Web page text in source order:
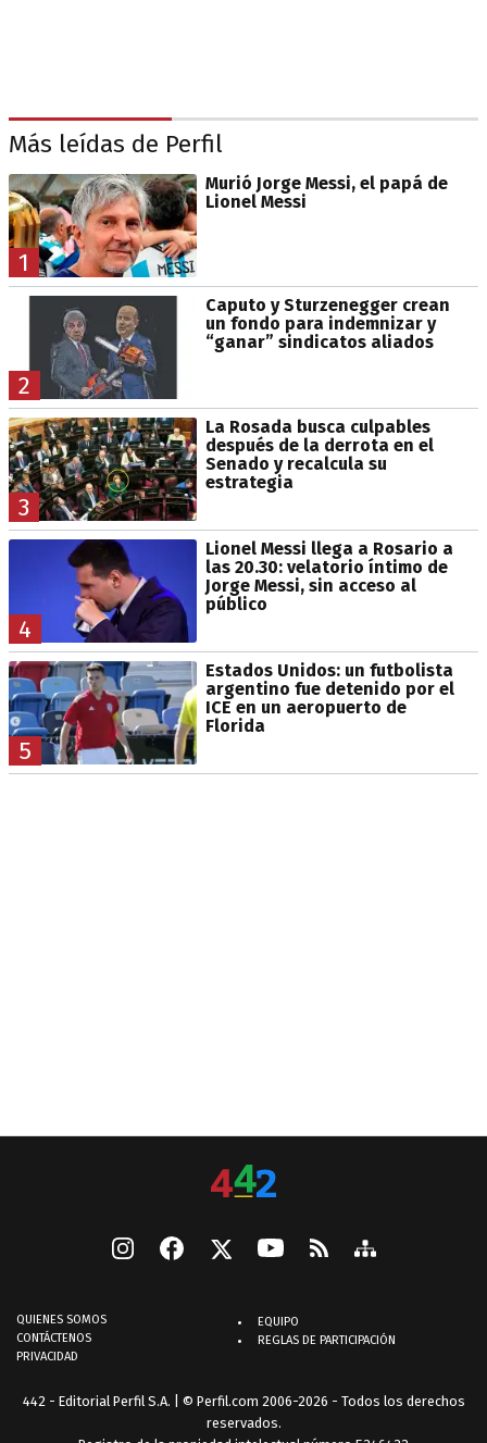
Más leídas de Perfil
1
Murió Jorge Messi, el papá de
Lionel Messi
2
Caputo y Sturzenegger crean
un fondo para indemnizar y
“ganar” sindicatos aliados
3
La Rosada busca culpables
después de la derrota en el
Senado y recalcula su
estrategia
4
Lionel Messi llega a Rosario a
las 20.30: velatorio íntimo de
Jorge Messi, sin acceso al
público
5
Estados Unidos: un futbolista
argentino fue detenido por el
ICE en un aeropuerto de
Florida
QUIENES SOMOS
CONTÁCTENOS
PRIVACIDAD
EQUIPO
REGLAS DE PARTICIPACIÓN
442 - Editorial Perfil S.A. | © Perfil.com 2006-2026 - Todos los derechos
reservados.